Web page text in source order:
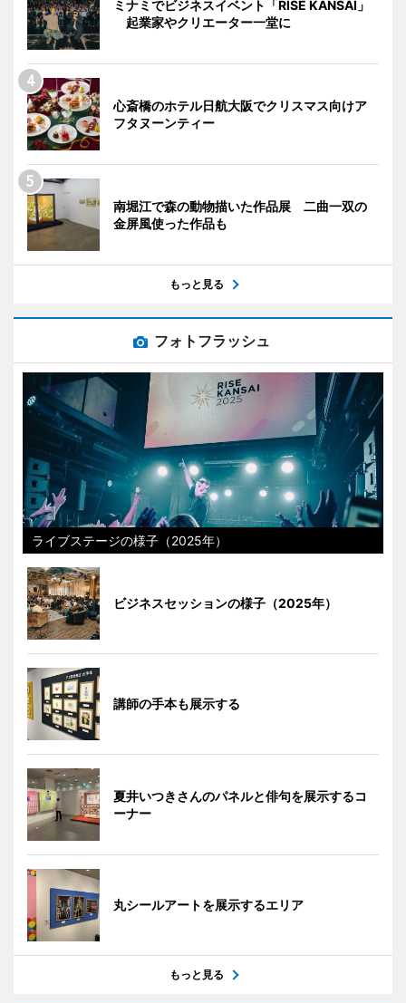
ミナミでビジネスイベント「RISE KANSAI」
起業家やクリエーター一堂に
心斎橋のホテル日航大阪でクリスマス向けア
フタヌーンティー
南堀江で森の動物描いた作品展 二曲一双の
金屏風使った作品も
もっと見る
フォトフラッシュ
ライブステージの様子（2025年）
ビジネスセッションの様子（2025年）
講師の手本も展示する
夏井いつきさんのパネルと俳句を展示するコ
ーナー
丸シールアートを展示するエリア
もっと見る